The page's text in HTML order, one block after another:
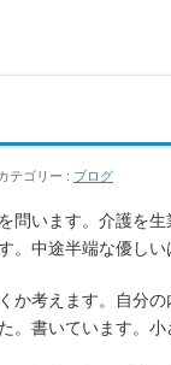
テゴリー : ブログ
問います。介護を
中途半端な優しい
か考えます。自分
書いています。小